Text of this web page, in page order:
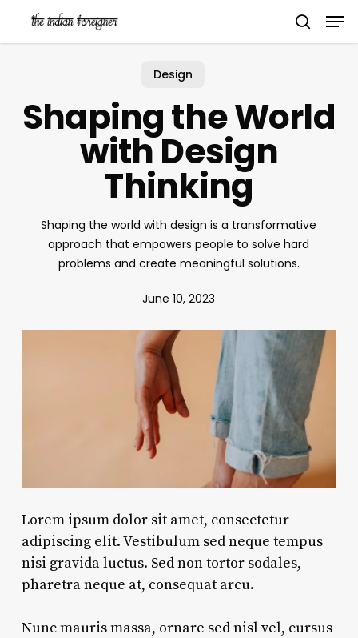
main
Design
Shaping the World
with Design
Thinking
Shaping the world with design is a transformative
approach that empowers people to solve hard
problems and create meaningful solutions.
June 10, 2023
Lorem ipsum dolor sit amet, consectetur
adipiscing elit. Vestibulum sed neque tempus
nisi gravida luctus. Sed non tortor sodales,
pharetra neque at, consequat arcu.
Nunc mauris massa, ornare sed nisl vel, cursus